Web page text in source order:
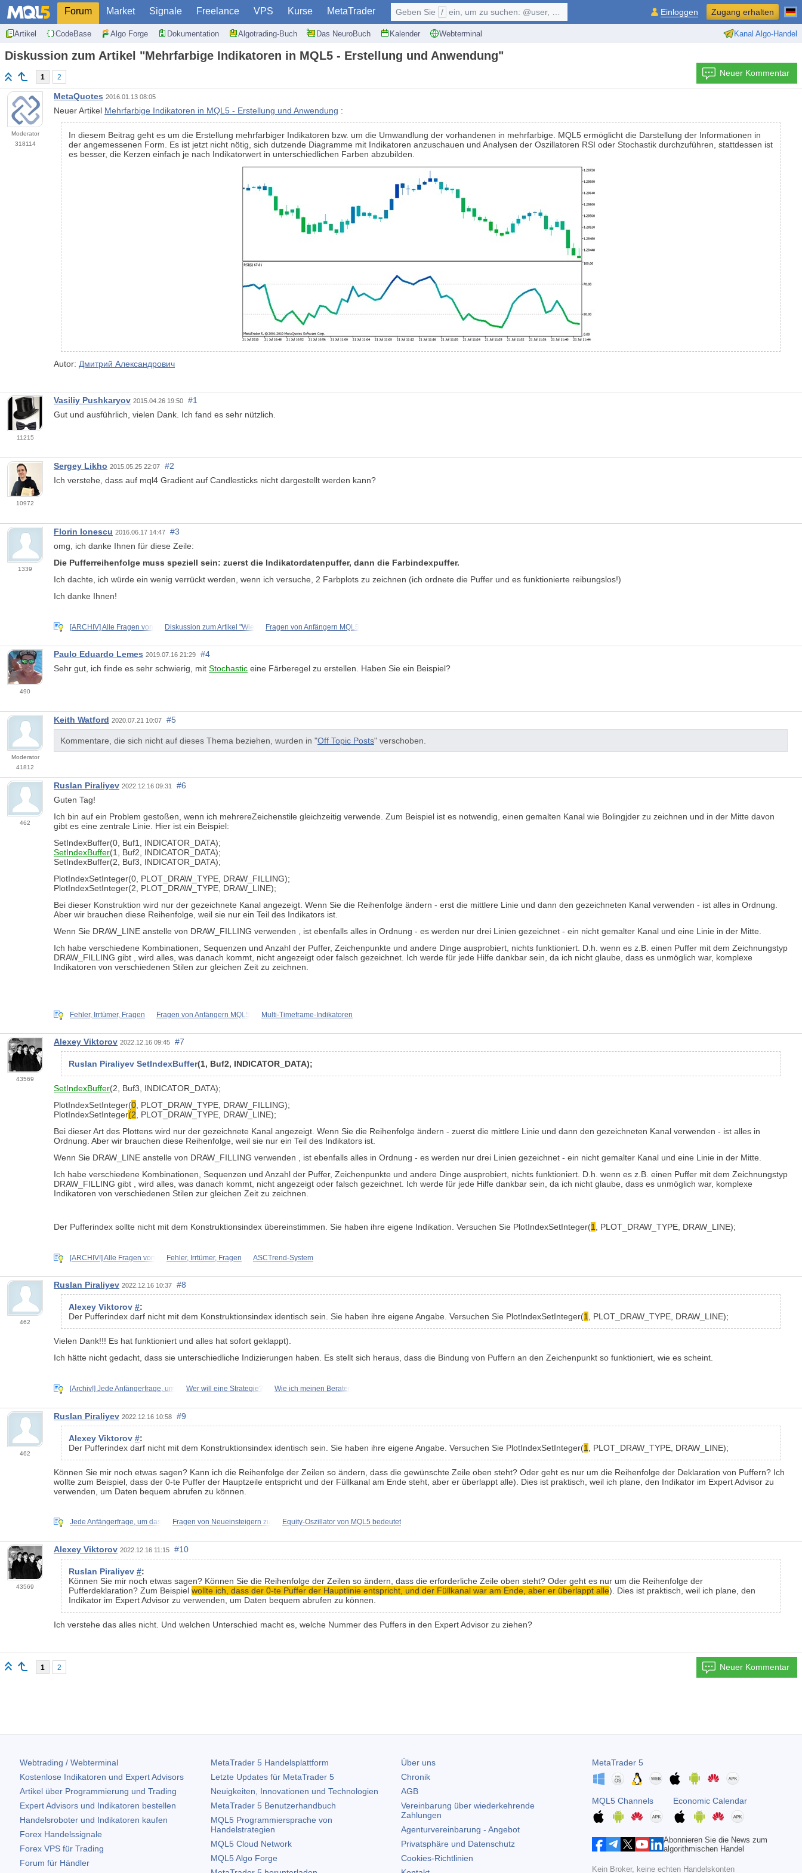
Forum Market Signale Freelance VPS Kurse MetaTrader
Artikel CodeBase Algo Forge Dokumentation Algotrading-Buch Das NeuroBuch Kalender Webterminal Kanal Algo-Handel
Geben Sie / ein, um zu suchen: @user, $symbol, ... Einloggen Zugang erhalten
Diskussion zum Artikel "Mehrfarbige Indikatoren in MQL5 - Erstellung und Anwendung"
1 2 Neuer Kommentar
Moderator
318114
MetaQuotes 2016.01.13 08:05
Neuer Artikel Mehrfarbige Indikatoren in MQL5 - Erstellung und Anwendung :
In diesem Beitrag geht es um die Erstellung mehrfarbiger Indikatoren bzw. um die Umwandlung der vorhandenen in mehrfarbige. MQL5 ermöglicht die Darstellung der Informationen in
der angemessenen Form. Es ist jetzt nicht nötig, sich dutzende Diagramme mit Indikatoren anzuschauen und Analysen der Oszillatoren RSI oder Stochastik durchzuführen, stattdessen ist
es besser, die Kerzen einfach je nach Indikatorwert in unterschiedlichen Farben abzubilden.
Autor: Дмитрий Александрович
11215
Vasiliy Pushkaryov 2015.04.26 19:50
#1
Gut und ausführlich, vielen Dank. Ich fand es sehr nützlich.
10972
Sergey Likho 2015.05.25 22:07
#2
Ich verstehe, dass auf mql4 Gradient auf Candlesticks nicht dargestellt werden kann?
1339
Florin Ionescu 2016.06.17 14:47
#3
omg, ich danke Ihnen für diese Zeile:
Die Pufferreihenfolge muss speziell sein: zuerst die Indikatordatenpuffer, dann die Farbindexpuffer.
Ich dachte, ich würde ein wenig verrückt werden, wenn ich versuche, 2 Farbplots zu zeichnen (ich ordnete die Puffer und es funktionierte reibungslos!)
Ich danke Ihnen!
[ARCHIV] Alle Fragen von Diskussion zum Artikel "Wie Fragen von Anfängern MQL5
490
Paulo Eduardo Lemes 2019.07.16 21:29
#4
Sehr gut, ich finde es sehr schwierig, mit Stochastic eine Färberegel zu erstellen. Haben Sie ein Beispiel?
Moderator
41812
Keith Watford 2020.07.21 10:07 #5
Kommentare, die sich nicht auf dieses Thema beziehen, wurden in "Off Topic Posts" verschoben.
462
Ruslan Piraliyev 2022.12.16 09:31
#6
Guten Tag!
Ich bin auf ein Problem gestoßen, wenn ich mehrereZeichenstile gleichzeitig verwende. Zum Beispiel ist es notwendig, einen gemalten Kanal wie Bolingjder zu zeichnen und in der Mitte davon
gibt es eine zentrale Linie. Hier ist ein Beispiel:
SetIndexBuffer(0, Buf1, INDICATOR_DATA);
SetIndexBuffer(1, Buf2, INDICATOR_DATA);
SetIndexBuffer(2, Buf3, INDICATOR_DATA);
PlotIndexSetInteger(0, PLOT_DRAW_TYPE, DRAW_FILLING);
PlotIndexSetInteger(2, PLOT_DRAW_TYPE, DRAW_LINE);
Bei dieser Konstruktion wird nur der gezeichnete Kanal angezeigt. Wenn Sie die Reihenfolge ändern - erst die mittlere Linie und dann den gezeichneten Kanal verwenden - ist alles in Ordnung.
Aber wir brauchen diese Reihenfolge, weil sie nur ein Teil des Indikators ist.
Wenn Sie DRAW_LINE anstelle von DRAW_FILLING verwenden , ist ebenfalls alles in Ordnung - es werden nur drei Linien gezeichnet - ein nicht gemalter Kanal und eine Linie in der Mitte.
Ich habe verschiedene Kombinationen, Sequenzen und Anzahl der Puffer, Zeichenpunkte und andere Dinge ausprobiert, nichts funktioniert. D.h. wenn es z.B. einen Puffer mit dem Zeichnungstyp
DRAW_FILLING gibt , wird alles, was danach kommt, nicht angezeigt oder falsch gezeichnet. Ich werde für jede Hilfe dankbar sein, da ich nicht glaube, dass es unmöglich war, komplexe
Indikatoren von verschiedenen Stilen zur gleichen Zeit zu zeichnen.
Fehler, Irrtümer, Fragen Fragen von Anfängern MQL5 Multi-Timeframe-Indikatoren
43569
Alexey Viktorov 2022.12.16 09:45 #7
Ruslan Piraliyev SetIndexBuffer(1, Buf2, INDICATOR_DATA);
SetIndexBuffer(2, Buf3, INDICATOR_DATA);
PlotIndexSetInteger(0, PLOT_DRAW_TYPE, DRAW_FILLING);
PlotIndexSetInteger(2, PLOT_DRAW_TYPE, DRAW_LINE);
Bei dieser Art des Plottens wird nur der gezeichnete Kanal angezeigt. Wenn Sie die Reihenfolge ändern - zuerst die mittlere Linie und dann den gezeichneten Kanal verwenden - ist alles in
Ordnung. Aber wir brauchen diese Reihenfolge, weil sie nur ein Teil des Indikators ist.
Wenn Sie DRAW_LINE anstelle von DRAW_FILLING verwenden , ist ebenfalls alles in Ordnung - es werden nur drei Linien gezeichnet - ein nicht gemalter Kanal und eine Linie in der Mitte.
Ich habe verschiedene Kombinationen, Sequenzen und Anzahl der Puffer, Zeichenpunkte und andere Dinge ausprobiert, nichts funktioniert. D.h. wenn es z.B. einen Puffer mit dem Zeichnungstyp
DRAW_FILLING gibt , wird alles, was danach kommt, nicht angezeigt oder falsch gezeichnet. Ich werde für jede Hilfe dankbar sein, da ich nicht glaube, dass es unmöglich war, komplexe
Indikatoren von verschiedenen Stilen zur gleichen Zeit zu zeichnen.
Der Pufferindex sollte nicht mit dem Konstruktionsindex übereinstimmen. Sie haben ihre eigene Indikation. Versuchen Sie PlotIndexSetInteger(1, PLOT_DRAW_TYPE, DRAW_LINE);
[ARCHIV!] Alle Fragen von Fehler, Irrtümer, Fragen ASCTrend-System
462
Ruslan Piraliyev 2022.12.16 10:37 #8
Alexey Viktorov #:
Der Pufferindex darf nicht mit dem Konstruktionsindex identisch sein. Sie haben ihre eigene Angabe. Versuchen Sie PlotIndexSetInteger(1, PLOT_DRAW_TYPE, DRAW_LINE);
Vielen Dank!!! Es hat funktioniert und alles hat sofort geklappt).
Ich hätte nicht gedacht, dass sie unterschiedliche Indizierungen haben. Es stellt sich heraus, dass die Bindung von Puffern an den Zeichenpunkt so funktioniert, wie es scheint.
[Archiv!] Jede Anfängerfrage, um Wer will eine Strategie? Wie ich meinen Berater
462
Ruslan Piraliyev 2022.12.16 10:58 #9
Alexey Viktorov #:
Der Pufferindex darf nicht mit dem Konstruktionsindex identisch sein. Sie haben ihre eigene Angabe. Versuchen Sie PlotIndexSetInteger(1 , PLOT_DRAW_TYPE, DRAW_LINE);
Können Sie mir noch etwas sagen? Kann ich die Reihenfolge der Zeilen so ändern, dass die gewünschte Zeile oben steht? Oder geht es nur um die Reihenfolge der Deklaration von Puffern? Ich
wollte zum Beispiel, dass der 0-te Puffer der Hauptzeile entspricht und der Füllkanal am Ende steht, aber er überlappt alle). Dies ist praktisch, weil ich plane, den Indikator im Expert Advisor zu
verwenden, um Daten bequem abrufen zu können.
Jede Anfängerfrage, um das Fragen von Neueinsteigern zu Equity-Oszillator von MQL5 bedeutet
43569
Alexey Viktorov 2022.12.16 11:15 #10
Ruslan Piraliyev #:
Können Sie mir noch etwas sagen? Können Sie die Reihenfolge der Zeilen so ändern, dass die erforderliche Zeile oben steht? Oder geht es nur um die Reihenfolge der
Pufferdeklaration? Zum Beispiel wollte ich, dass der 0-te Puffer der Hauptlinie entspricht, und der Füllkanal war am Ende, aber er überlappt alle). Dies ist praktisch, weil ich plane, den
Indikator im Expert Advisor zu verwenden, um Daten bequem abrufen zu können.
Ich verstehe das alles nicht. Und welchen Unterschied macht es, welche Nummer des Puffers in den Expert Advisor zu ziehen?
1 2 Neuer Kommentar
Webtrading / Webterminal
Kostenlose Indikatoren und Expert Advisors
Artikel über Programmierung und Trading
Expert Advisors und Indikatoren bestellen
Handelsroboter und Indikatoren kaufen
Forex Handelssignale
Forex VPS für Trading
Forum für Händler
MetaTrader 5Handelsplattform
Letzte Updates für MetaTrader 5
Neuigkeiten, Innovationen und Technologien
MetaTrader 5Benutzerhandbuch
MQL5 Programmiersprache von
Handelstrategien
MQL5 Cloud Network
MQL5 Algo Forge
Über uns
Chronik
AGB
Vereinbarung über wiederkehrende
Zahlungen
Agenturvereinbarung - Angebot
Privatsphäre und Datenschutz
Cookies-Richtlinien
MetaTrader 5
MQL5 Channels Economic Calendar
Abonnieren Sie die News zum
algorithmischen Handel
Kein Broker, keine echten Handelskonten